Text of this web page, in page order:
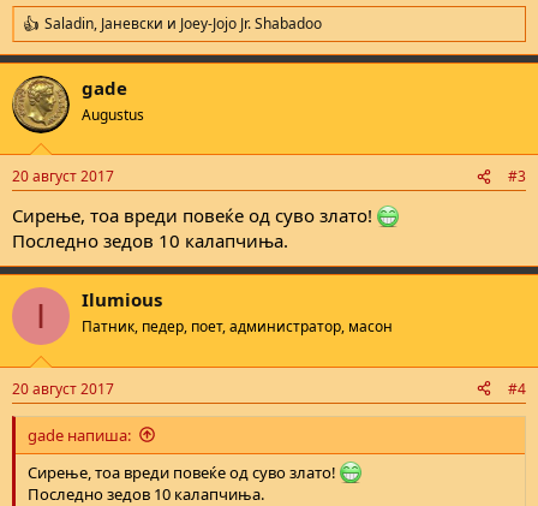
R
e
a
c
t
i
s
Saladin, Јаневски и Joey-Jojo Jr. Shabadoo
gade
Augustus
20 август 2017 #3
Сирење, тоа вреди повеќе од суво злато!
Последно зедов 10 калапчиња.
I Ilumious
Патник, педер, поет, администратор, масон
20 август 2017 #4
gade напиша:
Сирење, тоа вреди повеќе од суво злато!
Последно зедов 10 калапчиња.